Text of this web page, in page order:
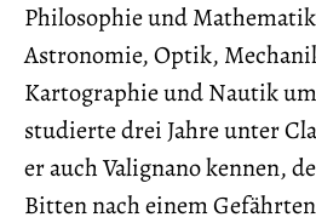
Philosophie und
Astronomie, Optik,
Kartographie und Nautik
studierte drei Jahre unter
er auch Valignano kennen,
Bitten nach einem